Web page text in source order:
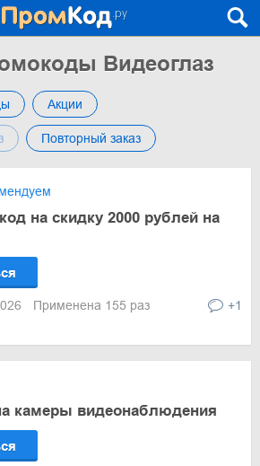
Видеоглаз
Акции
Повторный заказ
на скидку 2000 рублей на
Применена 155 раз +1
камеры видеонаблюдения